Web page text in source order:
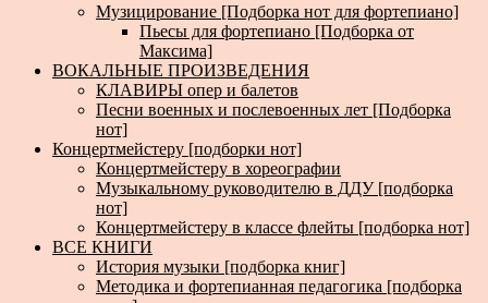
Музицирование [Подборка нот для фортепиано]
Пьесы для фортепиано [Подборка от
Максима]
ВОКАЛЬНЫЕ ПРОИЗВЕДЕНИЯ
КЛАВИРЫ опер и балетов
Песни военных и послевоенных лет [Подборка
нот]
Концертмейстеру [подборки нот]
Концертмейстеру в хореографии
Музыкальному руководителю в ДДУ [подборка
нот]
Концертмейстеру в классе флейты [подборка нот]
ВСЕ КНИГИ
История музыки [подборка книг]
Методика и фортепианная педагогика [подборка